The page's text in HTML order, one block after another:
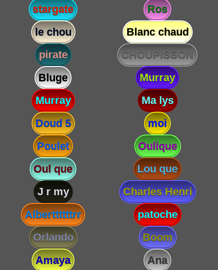
stargate
Ros
le chou
Blanc chaud
pirate
CHOUPISSON
Bluge
Murray
Murray
Ma lys
Doud 5
moi
Poulet
Oulique
Oul que
Lou que
J r my
Charles Henri
Alberttttttrr
patoche
Orlando
Boom
Amaya
Ana